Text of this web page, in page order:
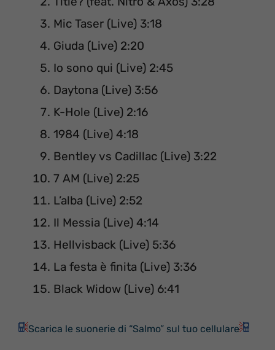
Mic Taser (Live) 3:18
Giuda (Live) 2:20
Io sono qui (Live) 2:45
Daytona (Live) 3:56
K-Hole (Live) 2:16
1984 (Live) 4:18
Bentley vs Cadillac (Live) 3:22
7 AM (Live) 2:25
L’alba (Live) 2:52
Il Messia (Live) 4:14
Hellvisback (Live) 5:36
La festa è finita (Live) 3:36
Black Widow (Live) 6:41
Scarica le suonerie di “Salmo” sul tuo cellulare